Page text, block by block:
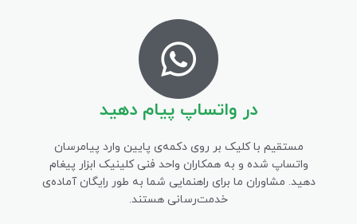
در واتساپ پیام دهید
مستقیم با کلیک بر روی دکمه‌ی پایین وارد پیامرسان
واتساپ شده و به همکاران واحد فنی کلینیک ابزار پیغام
دهید. مشاوران ما برای راهنمایی شما به طور رایگان آماده‌ی
خدمت‌رسانی هستند.